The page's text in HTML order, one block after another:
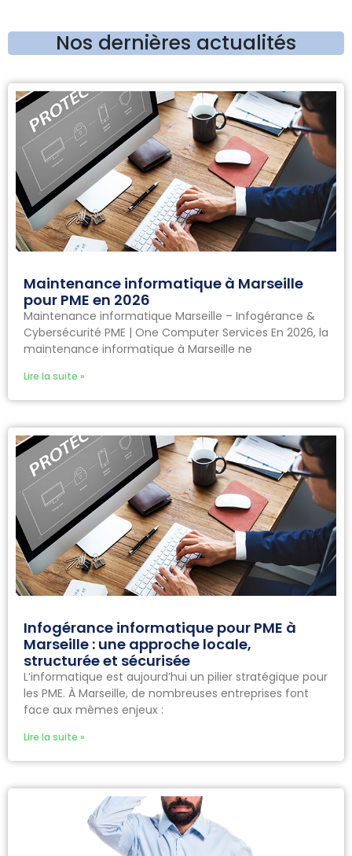
Nos dernières actualités
Maintenance informatique à Marseille
pour PME en 2026
Maintenance informatique Marseille – Infogérance &
Cybersécurité PME | One Computer Services En 2026, la
maintenance informatique à Marseille ne
Lire la suite »
Infogérance informatique pour PME à
Marseille : une approche locale,
structurée et sécurisée
L’informatique est aujourd’hui un pilier stratégique pour
les PME. À Marseille, de nombreuses entreprises font
face aux mêmes enjeux :
Lire la suite »